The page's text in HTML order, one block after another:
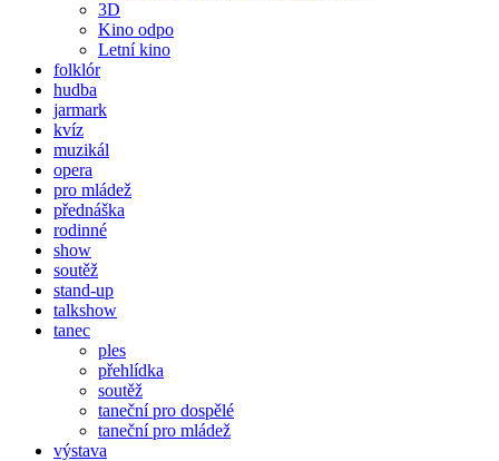
3D
Kino odpo
Letní kino
folklór
hudba
jarmark
kvíz
muzikál
opera
pro mládež
přednáška
rodinné
show
soutěž
stand-up
talkshow
tanec
ples
přehlídka
soutěž
taneční pro dospělé
taneční pro mládež
výstava